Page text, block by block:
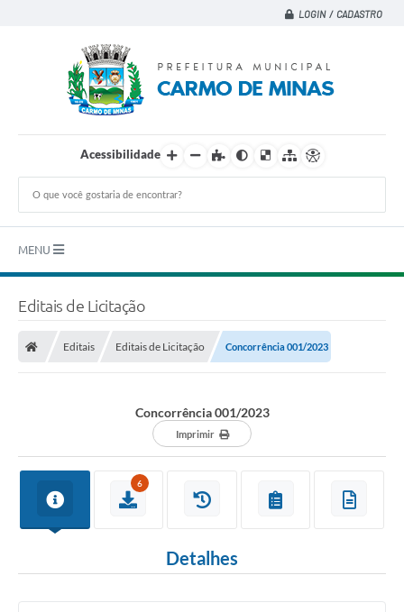
LOGIN / CADASTRO
Acessibilidade
MENU
ACESSO À INFORMAÇÃO
TRANSPARÊNCIA
Legislação
NFS-e Nota Fiscal de Serviços ao Cidadão
Editais de Licitação
Editais Editais de Licitação Concorrência 001/2023
Concorrência 001/2023
Imprimir
6
Detalhes